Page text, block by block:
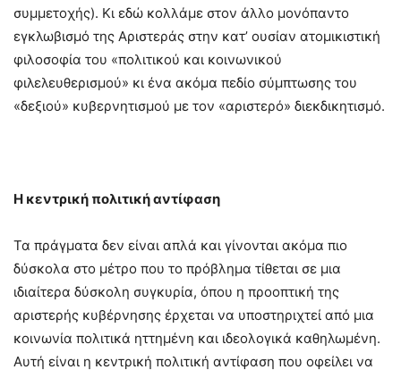
συμμετοχής). Κι εδώ κολλάμε στον άλλο μονόπαντο
εγκλωβισμό της Αριστεράς στην κατ’ ουσίαν ατομικιστική
φιλοσοφία του «πολιτικού και κοινωνικού
φιλελευθερισμού» κι ένα ακόμα πεδίο σύμπτωσης του
«δεξιού» κυβερνητισμού με τον «αριστερό» διεκδικητισμό.
Η κεντρική πολιτική αντίφαση
Τα πράγματα δεν είναι απλά και γίνονται ακόμα πιο
δύσκολα στο μέτρο που το πρόβλημα τίθεται σε μια
ιδιαίτερα δύσκολη συγκυρία, όπου η προοπτική της
αριστερής κυβέρνησης έρχεται να υποστηριχτεί από μια
κοινωνία πολιτικά ηττημένη και ιδεολογικά καθηλωμένη.
Αυτή είναι η κεντρική πολιτική αντίφαση που οφείλει να